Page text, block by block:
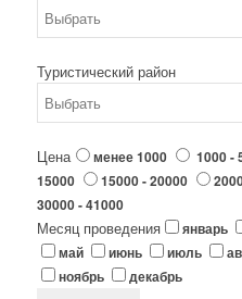
Туристический район
Цена менее 1000 1000 -
15000
15000 - 20000
30000 - 41000
Месяц проведения январь
май
июнь июль
ноябрь
декабрь